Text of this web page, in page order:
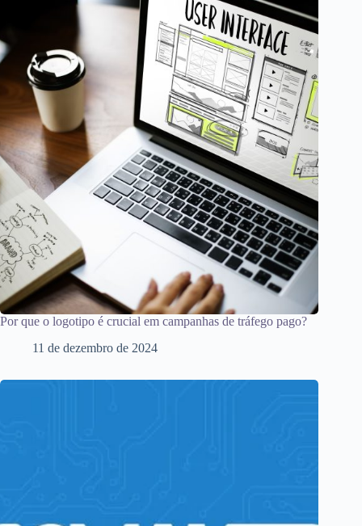
Por que o logotipo é crucial em campanhas de tráfego pago?
11 de dezembro de 2024